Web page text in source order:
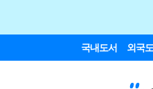
국내도서 외국